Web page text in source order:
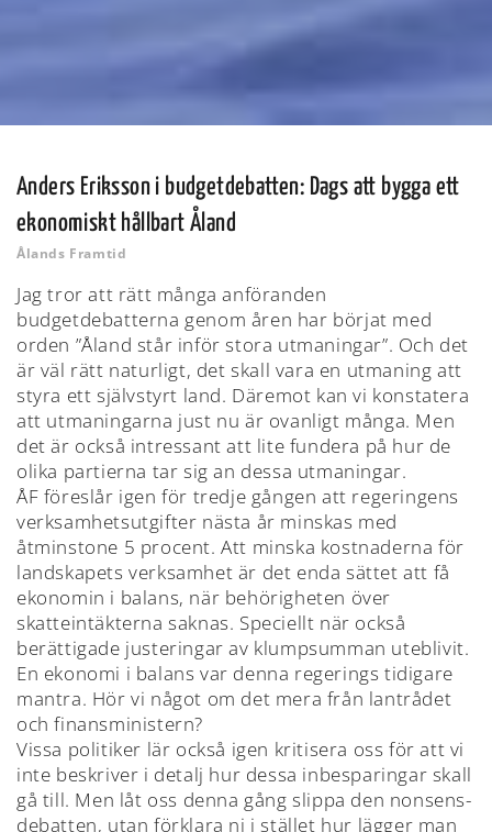
Anders Eriksson i budgetdebatten: Dags att bygga ett
ekonomiskt hållbart Åland
Ålands Framtid
Jag tror att rätt många anföranden
budgetdebatterna genom åren har börjat med
orden ”Åland står inför stora utmaningar”. Och det
är väl rätt naturligt, det skall vara en utmaning att
styra ett självstyrt land. Däremot kan vi konstatera
att utmaningarna just nu är ovanligt många. Men
det är också intressant att lite fundera på hur de
olika partierna tar sig an dessa utmaningar.
ÅF föreslår igen för tredje gången att regeringens
verksamhetsutgifter nästa år minskas med
åtminstone 5 procent. Att minska kostnaderna för
landskapets verksamhet är det enda sättet att få
ekonomin i balans, när behörigheten över
skatteintäkterna saknas. Speciellt när också
berättigade justeringar av klumpsumman uteblivit.
En ekonomi i balans var denna regerings tidigare
mantra. Hör vi något om det mera från lantrådet
och finansministern?
Vissa politiker lär också igen kritisera oss för att vi
inte beskriver i detalj hur dessa inbesparingar skall
gå till. Men låt oss denna gång slippa den nonsens-
debatten, utan förklara ni i stället hur lägger man